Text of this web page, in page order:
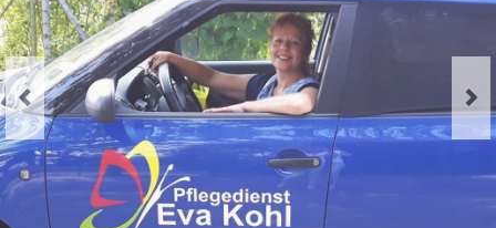
Ihre Ansprechpartner
Qualität
Pflegeleitbild
KARRIERE
Gute Gründe…